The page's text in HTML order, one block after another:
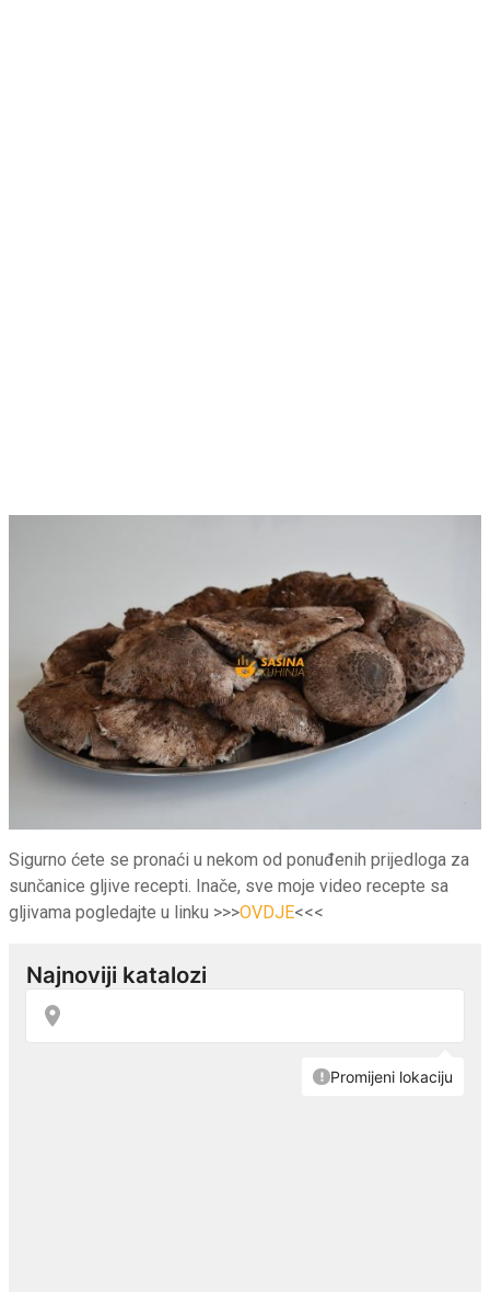
Sigurno ćete se pronaći u nekom od ponuđenih prijedloga za
sunčanice gljive recepti. Inače, sve moje video recepte sa
gljivama pogledajte u linku >>>OVDJE<<<